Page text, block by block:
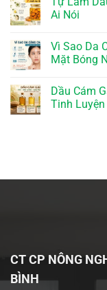
Ai Nói
Vì Sao Da
Mặt Bóng
Dầu Cám
Tinh Luyện
CT CP NÔNG
BÌNH